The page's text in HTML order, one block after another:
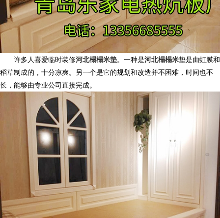
许多人喜爱临时装修河北榻榻米垫。一种是河北榻榻米垫是由虹膜和
稻草制成的，十分凉爽。另一个是它的规划和改造并不困难，时间也不
长，能够由专业公司直接完成。